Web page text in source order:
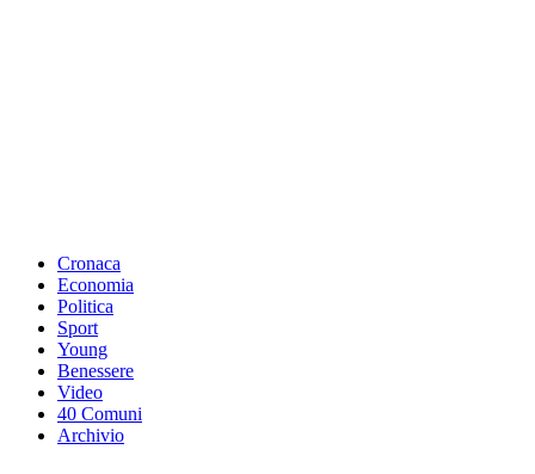
Cronaca
Economia
Politica
Sport
Young
Benessere
Video
40 Comuni
Archivio